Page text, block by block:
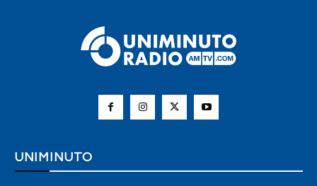
UNIMINUTO